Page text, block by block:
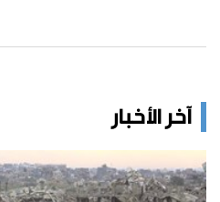
آخر الأخبار